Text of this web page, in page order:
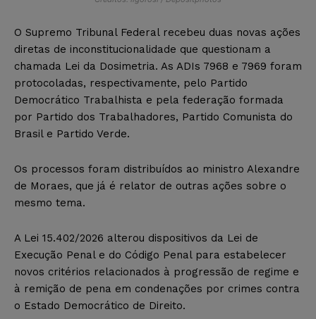
O Supremo Tribunal Federal recebeu duas novas ações
diretas de inconstitucionalidade que questionam a
chamada Lei da Dosimetria. As ADIs 7968 e 7969 foram
protocoladas, respectivamente, pelo Partido
Democrático Trabalhista e pela federação formada
por Partido dos Trabalhadores, Partido Comunista do
Brasil e Partido Verde.
Os processos foram distribuídos ao ministro Alexandre
de Moraes, que já é relator de outras ações sobre o
mesmo tema.
A Lei 15.402/2026 alterou dispositivos da Lei de
Execução Penal e do Código Penal para estabelecer
novos critérios relacionados à progressão de regime e
à remição de pena em condenações por crimes contra
o Estado Democrático de Direito.